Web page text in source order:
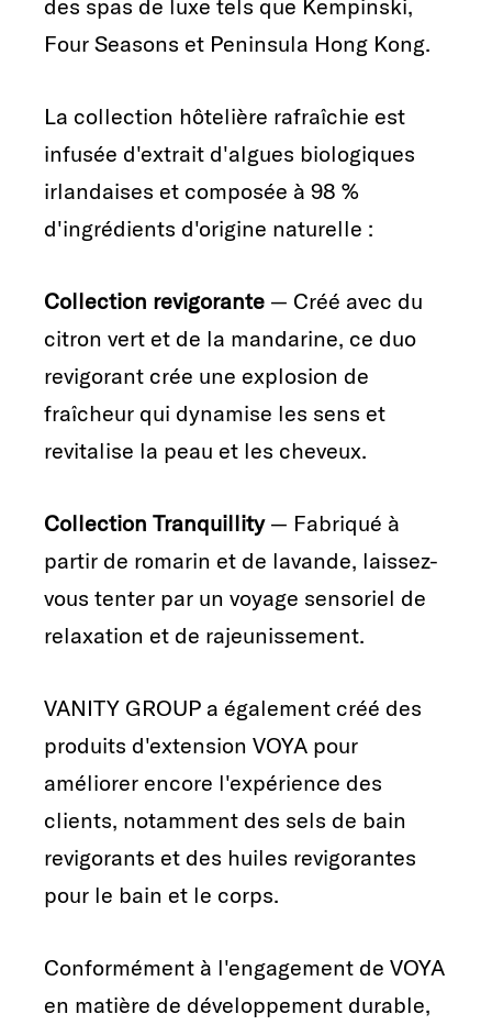
des spas de luxe tels que Kempinski,
Four Seasons et Peninsula Hong Kong.
La collection hôtelière rafraîchie est
infusée d'extrait d'algues biologiques
irlandaises et composée à 98 %
d'ingrédients d'origine naturelle :
Collection revigorante — Créé avec du
citron vert et de la mandarine, ce duo
revigorant crée une explosion de
fraîcheur qui dynamise les sens et
revitalise la peau et les cheveux.
Collection Tranquillity— Fabriqué à
partir de romarin et de lavande, laissez-
vous tenter par un voyage sensoriel de
relaxation et de rajeunissement.
VANITY GROUP a également créé des
produits d'extension VOYA pour
améliorer encore l'expérience des
clients, notamment des sels de bain
revigorants et des huiles revigorantes
pour le bain et le corps.
Conformément à l'engagement de VOYA
en matière de développement durable,